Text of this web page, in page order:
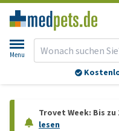
Menu
Trovet Week: Bis
lesen